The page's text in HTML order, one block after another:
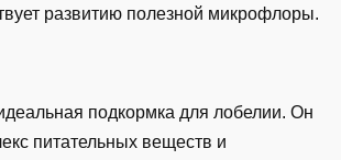
развитию полезной микрофлоры.
подкормка для лобелии. Он
питательных веществ и